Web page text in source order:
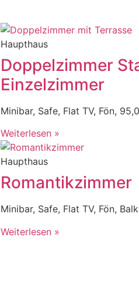
Haupthaus
Doppelzimmer
Einzelzimmer
Minibar, Safe, Flat TV, Fön,
Weiterlesen »
Haupthaus
Romantikzimmer
Minibar, Safe, Flat TV, Fön,
Weiterlesen »